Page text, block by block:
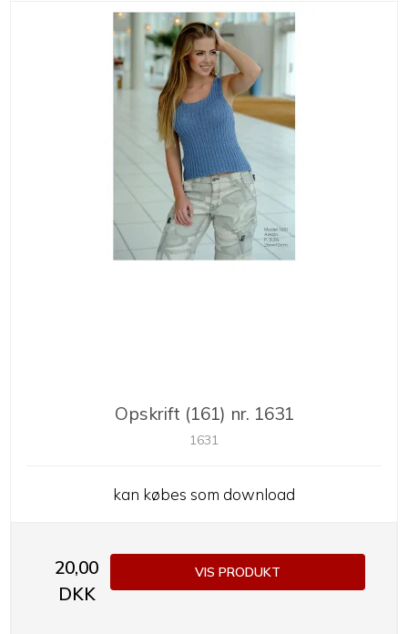
Opskrift (161) nr. 1631
1631
kan købes som download
20,00
DKK
VIS PRODUKT